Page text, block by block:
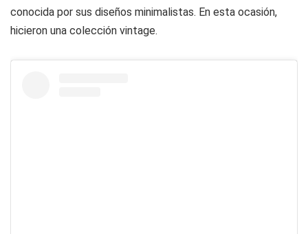
conocida por sus diseños minimalistas. En esta ocasión,
hicieron una colección vintage.